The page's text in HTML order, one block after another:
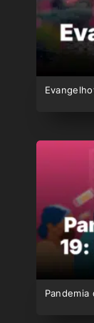
Pandemia